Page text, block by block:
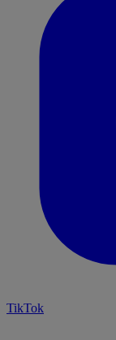
TikTok